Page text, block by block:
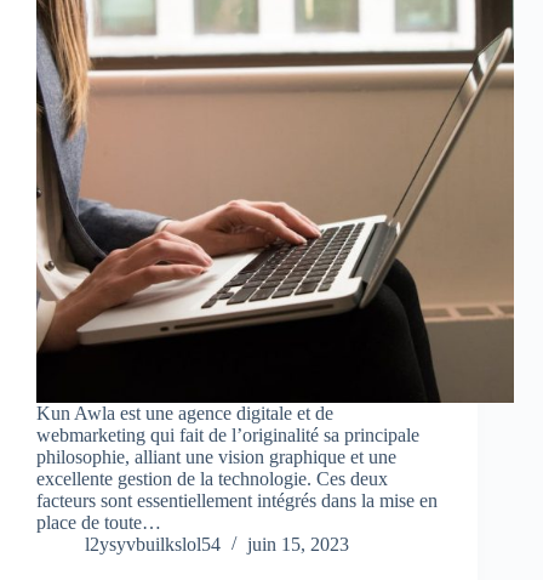
Kun Awla est une agence digitale et de
webmarketing qui fait de l’originalité sa principale
philosophie, alliant une vision graphique et une
excellente gestion de la technologie. Ces deux
facteurs sont essentiellement intégrés dans la mise en
place de toute…
l2ysyvbuilkslol54
juin 15, 2023